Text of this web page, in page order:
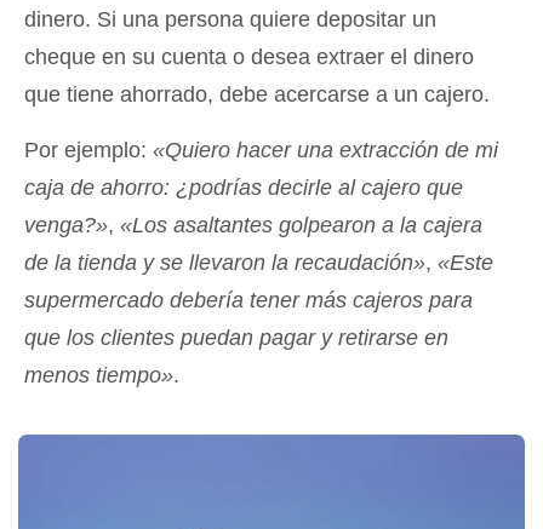
dinero. Si una persona quiere depositar un
cheque en su cuenta o desea extraer el dinero
que tiene ahorrado, debe acercarse a un cajero.
Por ejemplo: «Quiero hacer una extracción de mi
caja de ahorro: ¿podrías decirle al cajero que
venga?», «Los asaltantes golpearon a la cajera
de la tienda y se llevaron la recaudación», «Este
supermercado debería tener más cajeros para
que los clientes puedan pagar y retirarse en
menos tiempo».